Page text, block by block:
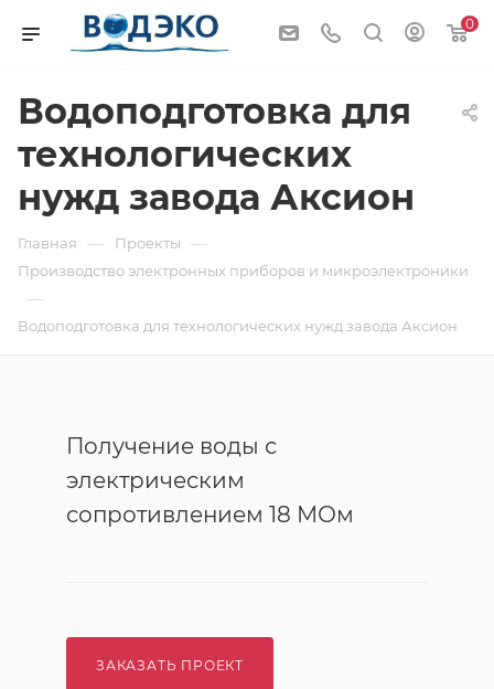
0
Водоподготовка для
технологических
нужд завода Аксион
Главная — Проекты —
Производство электронных приборов и микроэлектроники
—
Водоподготовка для технологических нужд завода Аксион
Получение воды с
электрическим
сопротивлением 18 МОм
ЗАКАЗАТЬ ПРОЕКТ